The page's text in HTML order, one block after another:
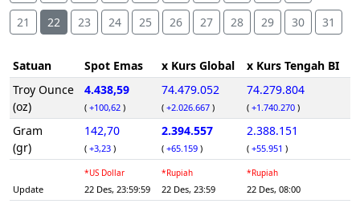
21 22 23 24 25 26 27 28 29 30 31
Satuan Spot Emas x Kurs Global
x Kurs Tengah BI
Troy Ounce
(oz)
4.438,59
( +100,62 )
74.479.052
( +2.026.667 )
74.279.804
( +1.740.270 )
Gram
(gr)
142,70
( +3,23 )
2.394.557
( +65.159 )
2.388.151
( +55.951 )
Update
*US Dollar
22 Des, 23:59:59
*Rupiah
22 Des, 23:59
*Rupiah
22 Des, 08:00